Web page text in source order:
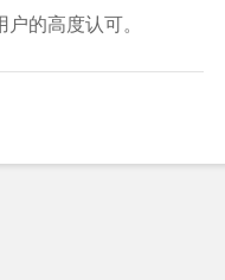
的高度认可。